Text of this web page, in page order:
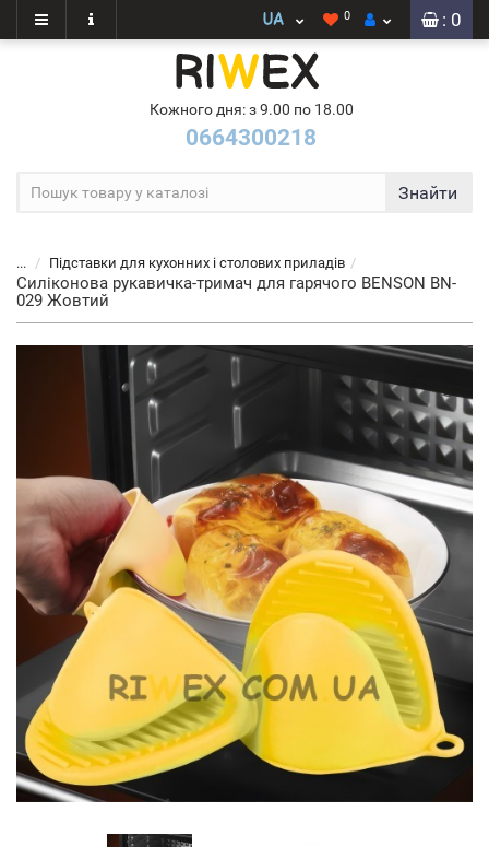
: 0
0
Кожного дня: з 9.00 по 18.00
0664300218
Знайти
... Підставки для кухонних і столових приладів
Силіконова рукавичка-тримач для гарячого BENSON BN-
029 Жовтий